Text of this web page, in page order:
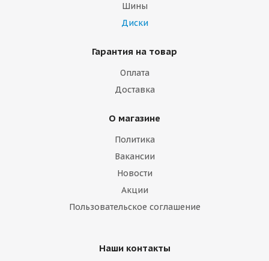
Шины
Диски
Гарантия на товар
Оплата
Доставка
О магазине
Политика
Вакансии
Новости
Акции
Пользовательское соглашение
Наши контакты